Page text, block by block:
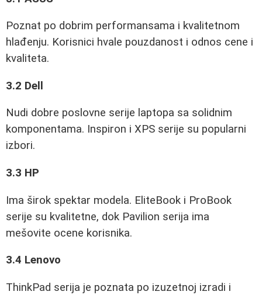
Poznat po dobrim performansama i kvalitetnom
hlađenju. Korisnici hvale pouzdanost i odnos cene i
kvaliteta.
3.2 Dell
Nudi dobre poslovne serije laptopa sa solidnim
komponentama. Inspiron i XPS serije su popularni
izbori.
3.3 HP
Ima širok spektar modela. EliteBook i ProBook
serije su kvalitetne, dok Pavilion serija ima
mešovite ocene korisnika.
3.4 Lenovo
ThinkPad serija je poznata po izuzetnoj izradi i